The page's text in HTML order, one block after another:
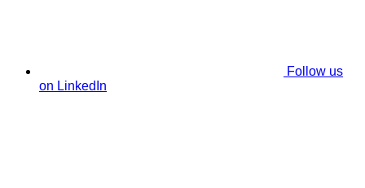
Follow us
on LinkedIn